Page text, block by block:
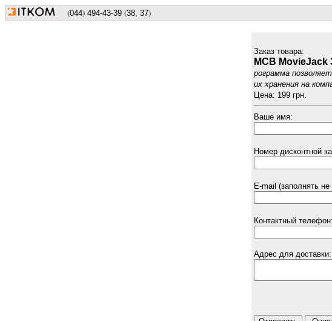
(044) 494-43-39 (38, 37)
Заказ товарa:
MCB MovieJack
рограмма
их хранения на
Цена: 199 грн.
Ваше имя:
Номер дисконтной
E-mail (заполнять не
Контактный телефон:
Адрес для доставки: